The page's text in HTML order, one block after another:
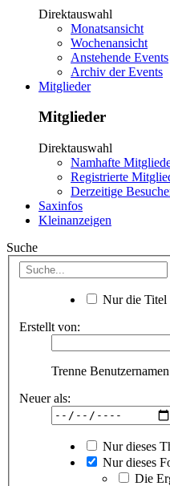
Direktauswahl
Monatsansicht
Wochenansicht
Anstehende Events
Archiv der Events
Mitglieder
Mitglieder
Direktauswahl
Namhafte
Registrierte
Derzeitige
Saxinfos
Kleinanzeigen
Suche
Nur die Titel
Erstellt von:
Trenne
Neuer als:
Nur dieses
Nur dieses
Die